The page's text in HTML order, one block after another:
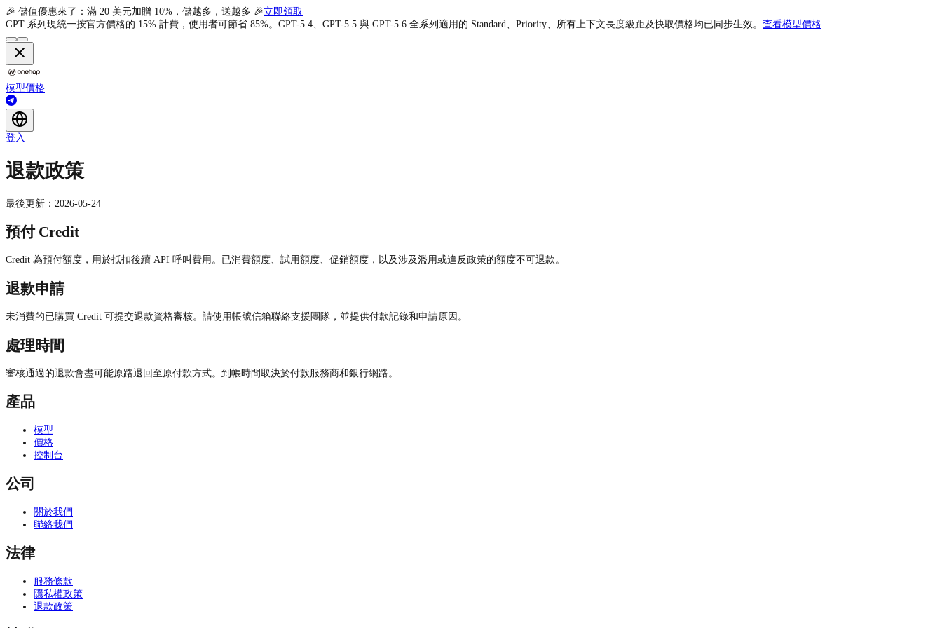
🎉 儲值優惠來了：滿 20 美元加贈 10%，儲越多，送越多 🎉立即領取
GPT 系列現統一按官方價格的 15% 計費，使用者可節省 85%。GPT-5.4、GPT-5.5 與 GPT-5.6 全系列適用的 Standard、Priority、所有上下文長度級距及快取價格均已同步生效。 查看模型價格
模型價格
登入
退款政策
最後更新：2026-05-24
預付 Credit
Credit 為預付額度，用於抵扣後續 API 呼叫費用。已消費額度、試用額度、促銷額度，以及涉及濫用或違反政策的額度不可退款。
退款申請
未消費的已購買 Credit 可提交退款資格審核。請使用帳號信箱聯絡支援團隊，並提供付款記錄和申請原因。
處理時間
審核通過的退款會盡可能原路退回至原付款方式。到帳時間取決於付款服務商和銀行網路。
產品
模型
價格
控制台
公司
關於我們
聯絡我們
法律
服務條款
隱私權政策
退款政策